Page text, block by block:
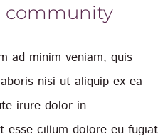
community
ad minim veniam, quis
nisi ut aliquip ex ea
irure dolor in
esse cillum dolore eu fugiat